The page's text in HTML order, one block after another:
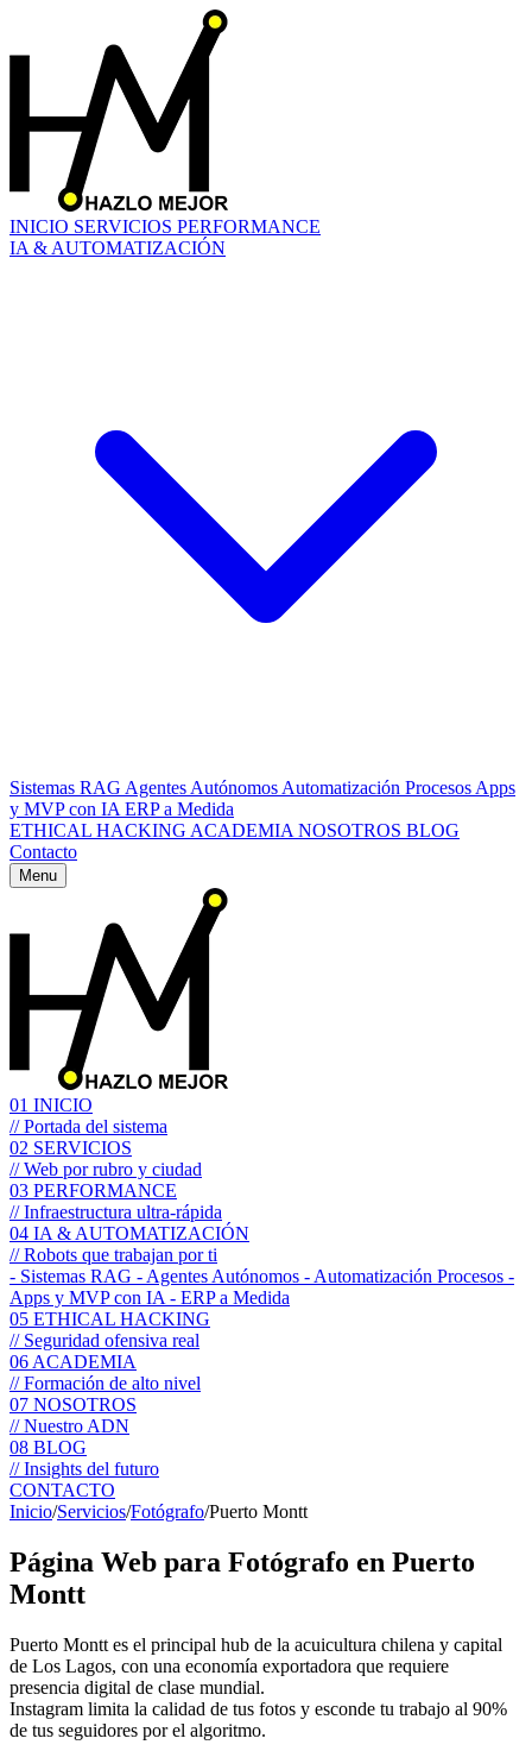
INICIO SERVICIOS PERFORMANCE
IA & AUTOMATIZACIÓN
Sistemas RAG Agentes Autónomos Automatización Procesos Apps
y MVP con IA ERP a Medida
ETHICAL HACKING ACADEMIA NOSOTROS BLOG
Contacto
Menu
01 INICIO
// Portada del sistema
02 SERVICIOS
// Web por rubro y ciudad
03 PERFORMANCE
// Infraestructura ultra-rápida
04 IA & AUTOMATIZACIÓN
// Robots que trabajan por ti
- Sistemas RAG - Agentes Autónomos - Automatización Procesos -
Apps y MVP con IA - ERP a Medida
05 ETHICAL HACKING
// Seguridad ofensiva real
06 ACADEMIA
// Formación de alto nivel
07 NOSOTROS
// Nuestro ADN
08 BLOG
// Insights del futuro
CONTACTO
Inicio/Servicios/Fotógrafo/Puerto Montt
Página Web para Fotógrafo en Puerto
Montt
Puerto Montt es el principal hub de la acuicultura chilena y capital
de Los Lagos, con una economía exportadora que requiere
presencia digital de clase mundial.
Instagram limita la calidad de tus fotos y esconde tu trabajo al 90%
de tus seguidores por el algoritmo.